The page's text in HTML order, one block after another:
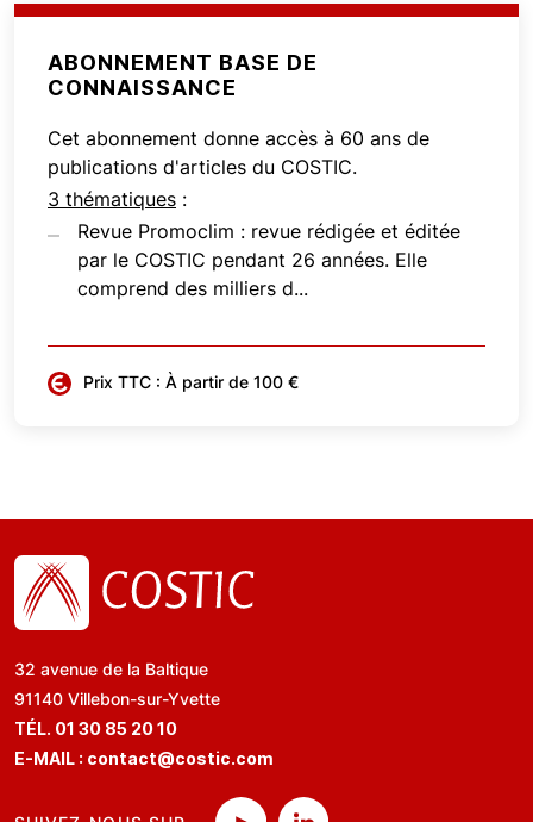
ABONNEMENT BASE DE
CONNAISSANCE
Cet abonnement donne accès à 60 ans de
publications d'articles du COSTIC.
3 thématiques :
Revue Promoclim : revue rédigée et éditée
par le COSTIC pendant 26 années. Elle
comprend des milliers d...
Prix TTC : À partir de 100 €
32 avenue de la Baltique
91140 Villebon-sur-Yvette
TÉL. 01 30 85 20 10
E-MAIL : contact@costic.com